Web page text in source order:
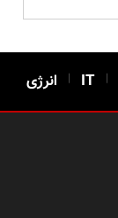
|
IT
| انرژی